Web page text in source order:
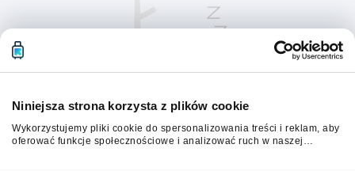
Niniejsza strona korzysta z plików cookie
Wykorzystujemy pliki cookie do spersonalizowania treści i reklam, aby
oferować funkcje społecznościowe i analizować ruch w naszej